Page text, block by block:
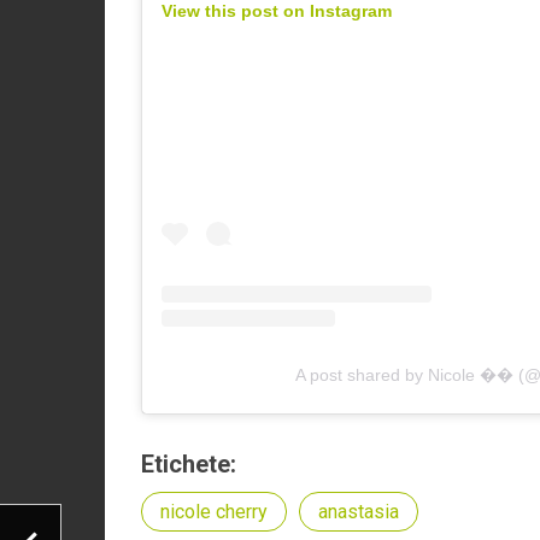
View this post on Instagram
A post shared by Nicole ��
Etichete:
nicole cherry anastasia